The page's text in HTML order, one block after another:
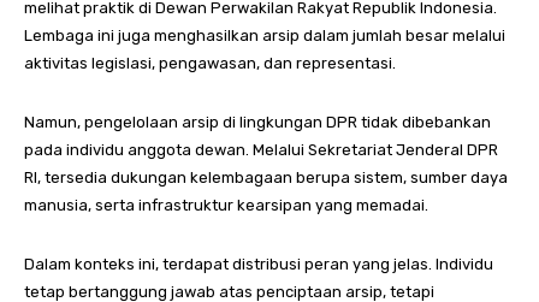
melihat praktik di Dewan Perwakilan Rakyat Republik Indonesia.
Lembaga ini juga menghasilkan arsip dalam jumlah besar melalui
aktivitas legislasi, pengawasan, dan representasi.
Namun, pengelolaan arsip di lingkungan DPR tidak dibebankan
pada individu anggota dewan. Melalui Sekretariat Jenderal DPR
RI, tersedia dukungan kelembagaan berupa sistem, sumber daya
manusia, serta infrastruktur kearsipan yang memadai.
Dalam konteks ini, terdapat distribusi peran yang jelas. Individu
tetap bertanggung jawab atas penciptaan arsip, tetapi